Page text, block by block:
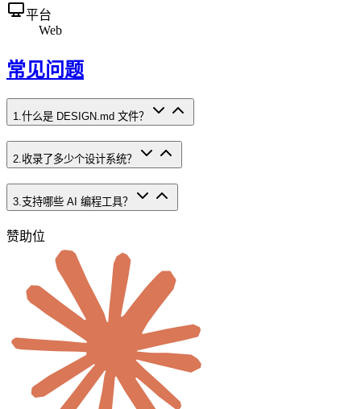
平台
Web
常见问题
1.什么是 DESIGN.md 文件？
2 收录了多少个设计系统？
3 支持哪些 AI 编程工具？
赞助位